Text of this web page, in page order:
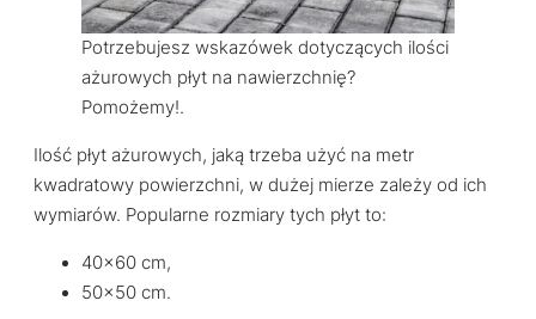
Potrzebujesz wskazówek dotyczących ilości
ażurowych płyt na nawierzchnię?
Pomożemy!.
Ilość płyt ażurowych, jaką trzeba użyć na metr
kwadratowy powierzchni, w dużej mierze zależy od ich
wymiarów. Popularne rozmiary tych płyt to:
40×60 cm,
50×50 cm.